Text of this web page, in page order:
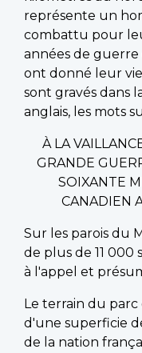
représente un
combattu pour
années de
ont donné leur
sont gravés dans
anglais, les mots
À LA
GRANDE
SOIXANTE
CANADIEN
Sur les parois du
de plus de 11 000
à l'appel et
Le terrain du
d'une superficie
de la nation